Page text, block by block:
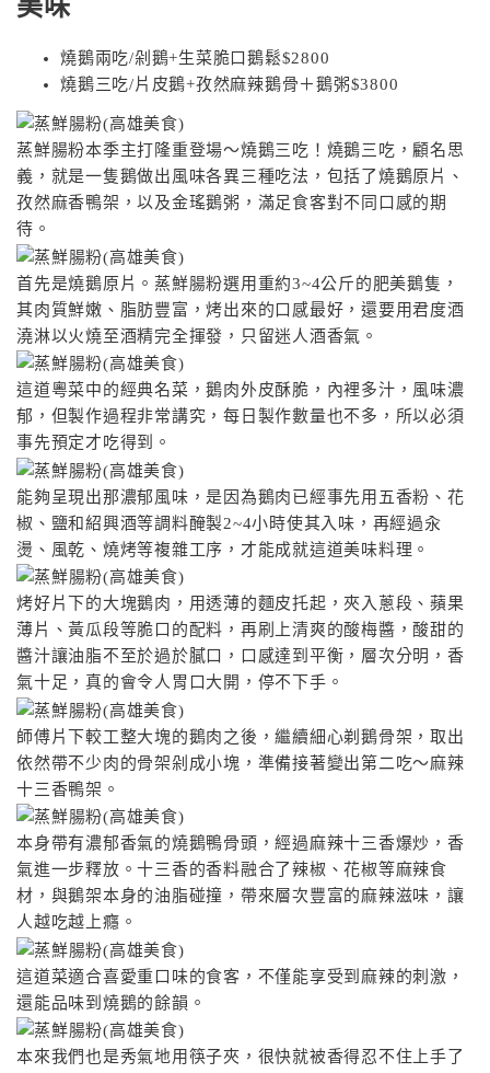
美味
燒鵝兩吃/剁鵝+生菜脆口鵝鬆$2800
燒鵝三吃/片皮鵝+孜然麻辣鵝骨＋鵝粥$3800
蒸鮮腸粉本季主打隆重登場〜燒鵝三吃！燒鵝三吃，顧名思
義，就是一隻鵝做出風味各異三種吃法，包括了燒鵝原片、
孜然麻香鴨架，以及金瑤鵝粥，滿足食客對不同口感的期
待。
首先是燒鵝原片。蒸鮮腸粉選用重約3~4公斤的肥美鵝隻，
其肉質鮮嫩、脂肪豐富，烤出來的口感最好，還要用君度酒
澆淋以火燒至酒精完全揮發，只留迷人酒香氣。
這道粵菜中的經典名菜，鵝肉外皮酥脆，內裡多汁，風味濃
郁，但製作過程非常講究，每日製作數量也不多，所以必須
事先預定才吃得到。
能夠呈現出那濃郁風味，是因為鵝肉已經事先用五香粉、花
椒、鹽和紹興酒等調料醃製2~4小時使其入味，再經過汆
燙、風乾、燒烤等複雜工序，才能成就這道美味料理。
烤好片下的大塊鵝肉，用透薄的麵皮托起，夾入蔥段、蘋果
薄片、黃瓜段等脆口的配料，再刷上清爽的酸梅醬，酸甜的
醬汁讓油脂不至於過於膩口，口感達到平衡，層次分明，香
氣十足，真的會令人胃口大開，停不下手。
師傅片下較工整大塊的鵝肉之後，繼續細心剃鵝骨架，取出
依然帶不少肉的骨架剁成小塊，準備接著變出第二吃〜麻辣
十三香鴨架。
本身帶有濃郁香氣的燒鵝鴨骨頭，經過麻辣十三香爆炒，香
氣進一步釋放。十三香的香料融合了辣椒、花椒等麻辣食
材，與鵝架本身的油脂碰撞，帶來層次豐富的麻辣滋味，讓
人越吃越上癮。
這道菜適合喜愛重口味的食客，不僅能享受到麻辣的刺激，
還能品味到燒鵝的餘韻。
本來我們也是秀氣地用筷子夾，很快就被香得忍不住上手了